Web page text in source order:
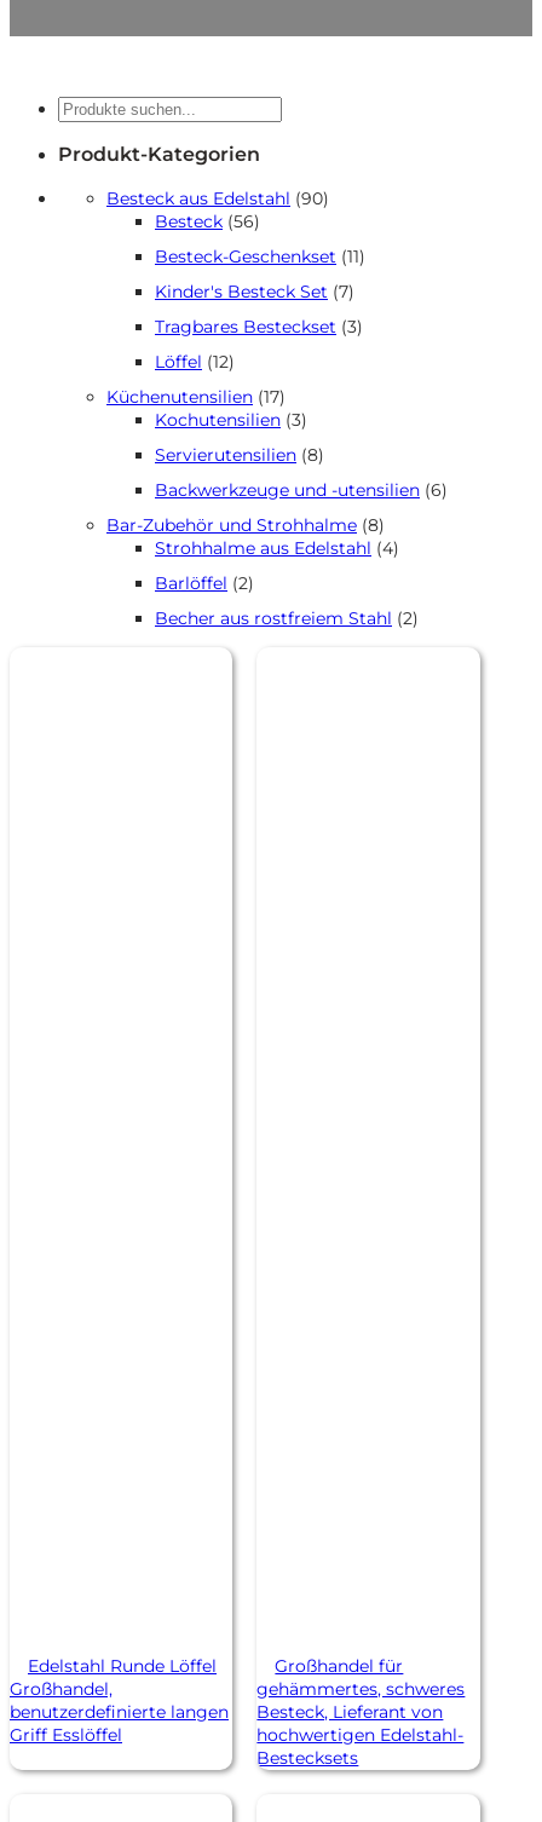
Suche
Produkt-Kategorien
Besteck aus Edelstahl 9090
Besteck 5656
Besteck-Geschenkset 1111
Kinder's Besteck Set 77
Tragbares Besteckset 33
Löffel 1212
Küchenutensilien 1717
Produkte
Kochutensilien 33
Servierutensilien 88
Backwerkzeuge und -utensilien 66
Bar-Zubehör und Strohhalme 88
Produkte
Strohhalme aus Edelstahl 44
Barlöffel 22
Becher aus rostfreiem Stahl 22
Edelstahl Runde Löffel
Großhandel,
benutzerdefinierte langen
Griff Esslöffel
Großhandel für
gehämmertes, schweres
Besteck, Lieferant von
hochwertigen Edelstahl-
Bestecksets